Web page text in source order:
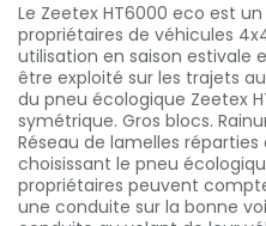
Le Zeetex HT6000 eco est
propriétaires de véhicules
utilisation en saison estivale
être exploité sur les trajets
du pneu écologique Zeetex
symétrique. Gros blocs.
Réseau de lamelles
choisissant le pneu
propriétaires peuvent
une conduite sur la bonne